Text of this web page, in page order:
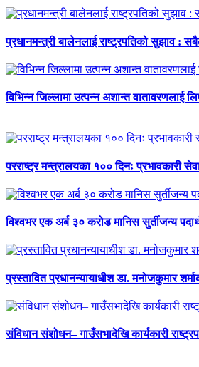
प्रधानमन्त्री बालेनलाई राष्ट्रपतिको सुझाव :
विभिन्न जिल्लामा उत्पन्न अशान्त वातावरणलाई
परराष्ट्र मन्त्रालयका १०० दिनः प्रभावकारी
विश्वभर एक अर्ब ३० करोड मानिस सुर्तीजन्य
प्रस्तावित प्रधानन्यायाधीश डा. मनोजकुमार
संविधान संशोधन– गाउँसभादेखि कार्यकारी